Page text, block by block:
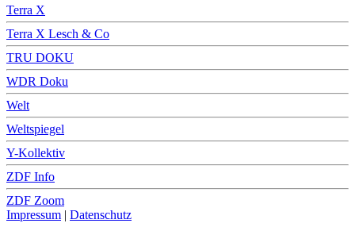
Terra X
Terra X Lesch & Co
TRU DOKU
WDR Doku
Welt
Weltspiegel
Y-Kollektiv
ZDF Info
ZDF Zoom
Impressum | Datenschutz